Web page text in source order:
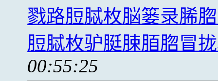
戮路脰脦枚脳篓录脪
脰脦枚驴脡脨脜脗冒
00:55:25